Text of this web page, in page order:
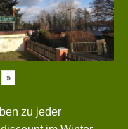
»
zu jeder